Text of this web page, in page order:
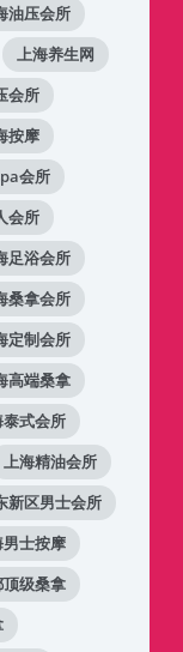
油压会所
上海养生网
会所
按摩
会所
会所
足浴会所
桑拿会所
定制会所
高端桑拿
式会所
上海精油会所
新区男士会所
士按摩
顶级桑拿